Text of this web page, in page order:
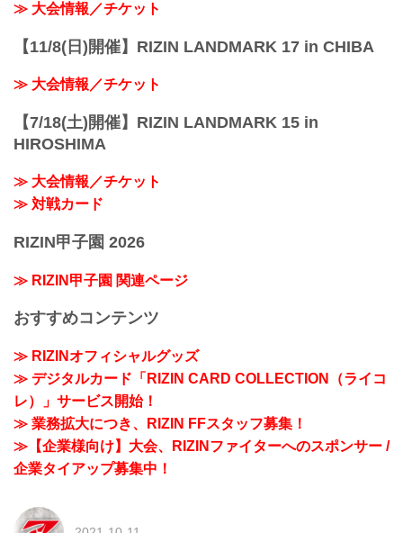
≫ 大会情報／チケット
【11/8(日)開催】RIZIN LANDMARK 17 in CHIBA
≫ 大会情報／チケット
【7/18(土)開催】RIZIN LANDMARK 15 in
HIROSHIMA
≫ 大会情報／チケット
≫ 対戦カード
RIZIN甲子園 2026
≫ RIZIN甲子園 関連ページ
おすすめコンテンツ
≫ RIZINオフィシャルグッズ
≫ デジタルカード「RIZIN CARD COLLECTION（ライコ
レ）」サービス開始！
≫ 業務拡大につき、RIZIN FFスタッフ募集！
≫【企業様向け】大会、RIZINファイターへのスポンサー /
企業タイアップ募集中！